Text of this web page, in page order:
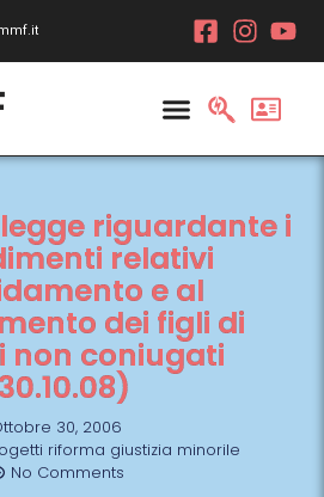
riguardante i
relativi
e al
dei figli di
non coniugati
30, 2006
riforma giustizia minorile
No Comments